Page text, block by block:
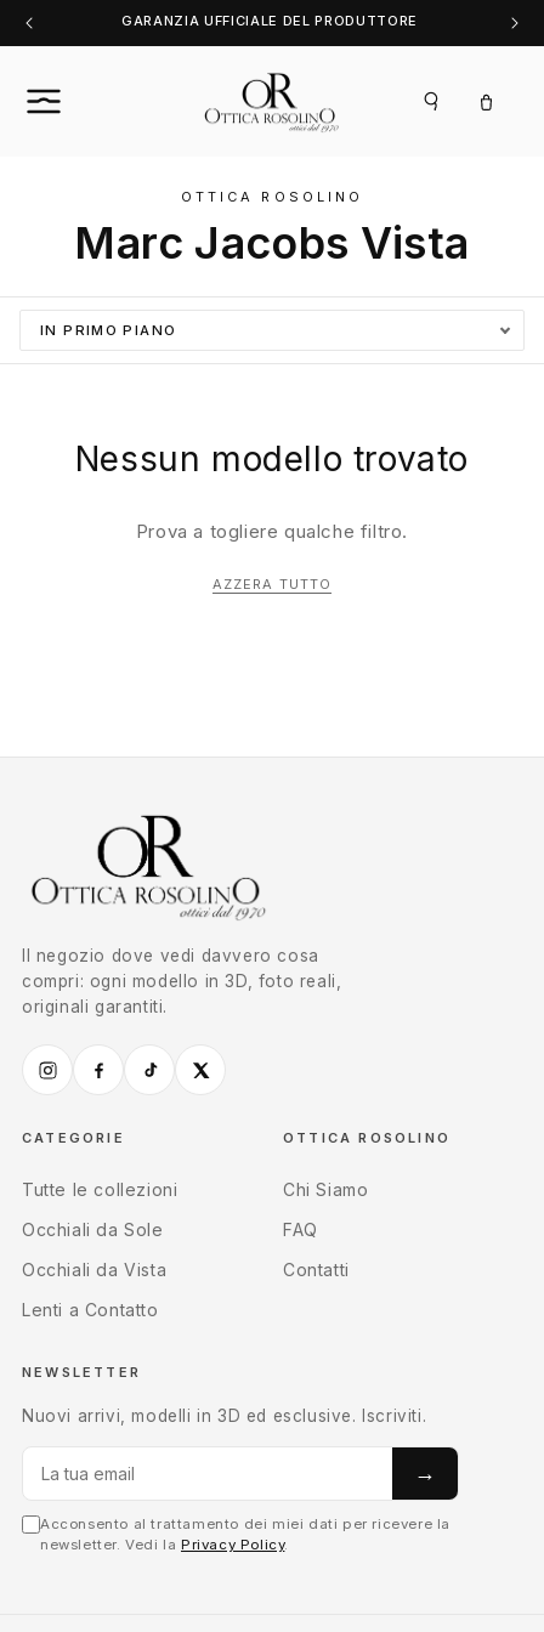
direttamente
ai contenuti
GARANZIA UFFICIALE DEL PRODUTTORE
Carrello
OTTICA ROSOLINO
Marc Jacobs Vista
Nessun modello trovato
Prova a togliere qualche filtro.
AZZERA TUTTO
Il negozio dove vedi davvero cosa
compri: ogni modello in 3D, foto reali,
originali garantiti.
CATEGORIE
Tutte le collezioni
Occhiali da Sole
Occhiali da Vista
Lenti a Contatto
OTTICA ROSOLINO
Chi Siamo
FAQ
Contatti
NEWSLETTER
Nuovi arrivi, modelli in 3D ed esclusive. Iscriviti.
→
Acconsento al trattamento dei miei dati per ricevere la
newsletter. Vedi la Privacy Policy.